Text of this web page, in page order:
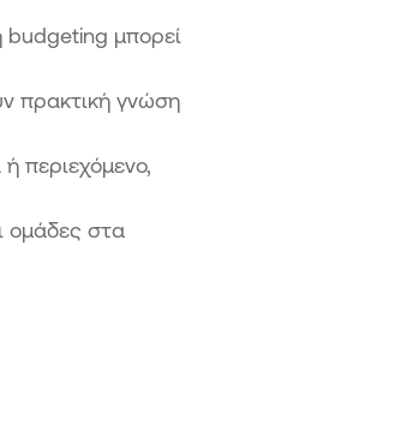
budgeting μπορεί
πρακτική γνώση
περιεχόμενο,
ομάδες στα